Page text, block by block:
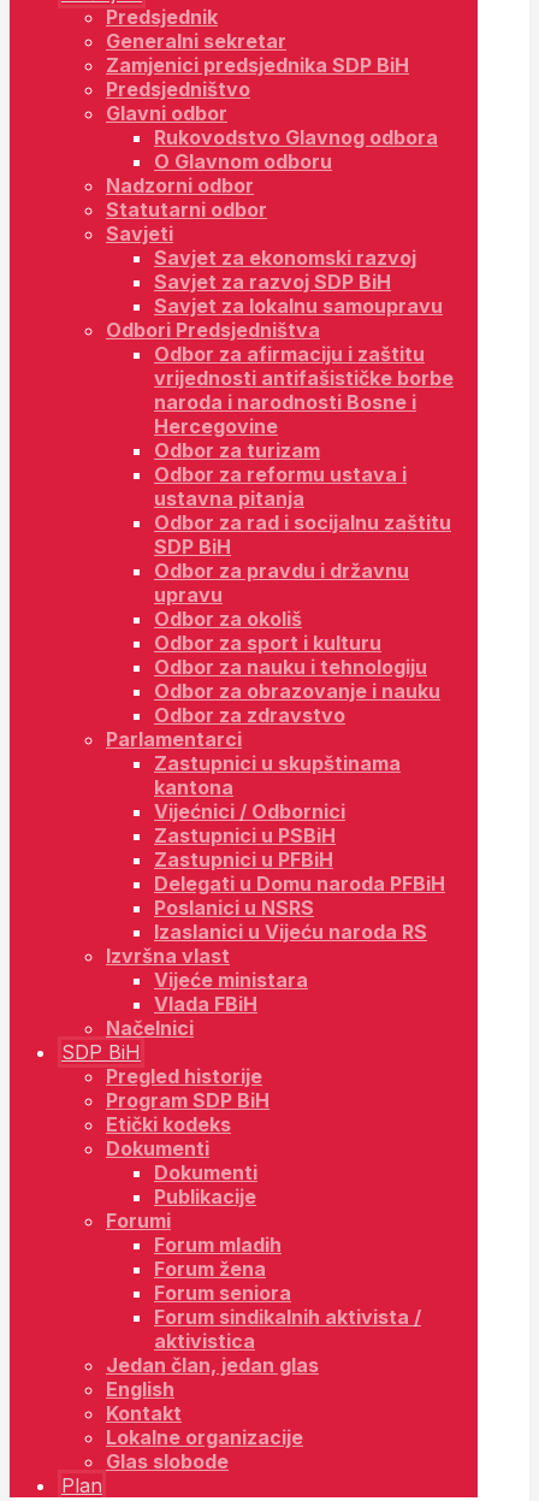
Predsjednik
Generalni sekretar
Zamjenici predsjednika SDP BiH
Predsjedništvo
Glavni odbor
Rukovodstvo Glavnog odbora
O Glavnom odboru
Nadzorni odbor
Statutarni odbor
Savjeti
Savjet za ekonomski razvoj
Savjet za razvoj SDP BiH
Savjet za lokalnu samoupravu
Odbori Predsjedništva
Odbor za afirmaciju i zaštitu
vrijednosti antifašističke borbe
naroda i narodnosti Bosne i
Hercegovine
Odbor za turizam
Odbor za reformu ustava i
ustavna pitanja
Odbor za rad i socijalnu zaštitu
SDP BiH
Odbor za pravdu i državnu
upravu
Odbor za okoliš
Odbor za sport i kulturu
Odbor za nauku i tehnologiju
Odbor za obrazovanje i nauku
Odbor za zdravstvo
Parlamentarci
Zastupnici u skupštinama
kantona
Vijećnici / Odbornici
Zastupnici u PSBiH
Zastupnici u PFBiH
Delegati u Domu naroda PFBiH
Poslanici u NSRS
Izaslanici u Vijeću naroda RS
Izvršna vlast
Vijeće ministara
Vlada FBiH
Načelnici
SDP BiH
Pregled historije
Program SDP BiH
Etički kodeks
Dokumenti
Dokumenti
Publikacije
Forumi
Forum mladih
Forum žena
Forum seniora
Forum sindikalnih aktivista /
aktivistica
Jedan član, jedan glas
English
Kontakt
Lokalne organizacije
Glas slobode
Plan